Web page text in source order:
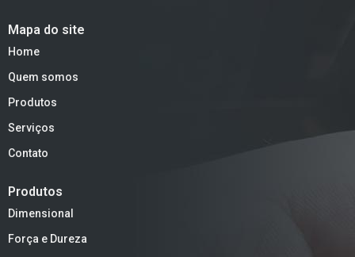
Mapa do site
Home
Quem somos
Produtos
Serviços
Contato
Produtos
Dimensional
Força e Dureza